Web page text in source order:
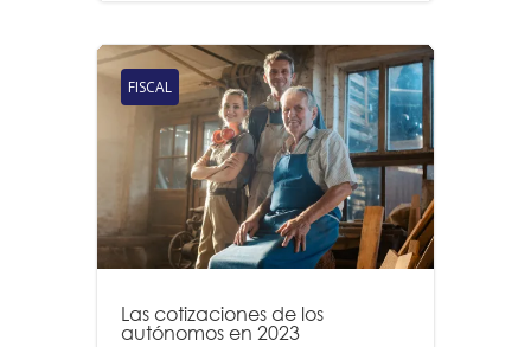
FISCAL
Las cotizaciones de los
autónomos en 2023